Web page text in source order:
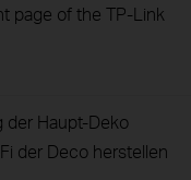
page of the TP-Link
der Haupt-Deko
der Deco herstellen